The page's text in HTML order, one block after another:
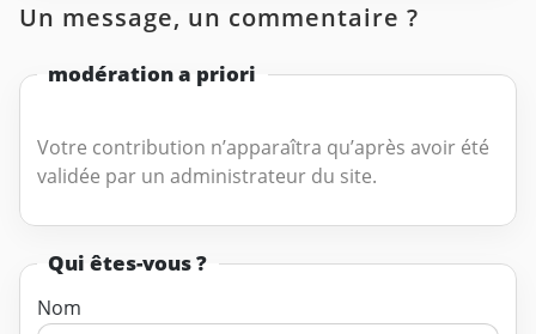
Un message, un commentaire ?
modération a priori
Votre contribution n’apparaîtra qu’après avoir été
validée par un administrateur du site.
Qui êtes-vous ?
Nom